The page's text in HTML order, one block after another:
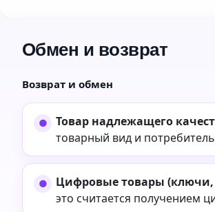
Обмен и возврат
Возврат и обмен
Товар надлежащего
товарный вид и
Цифровые товары
это считается получением